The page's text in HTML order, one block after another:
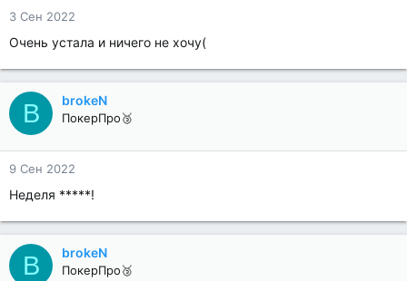
3 Сен 2022
Очень устала и ничего не хочу(
B brokeN
ПокерПро🥉
9 Сен 2022
Неделя *****!
B brokeN
ПокерПро🥉